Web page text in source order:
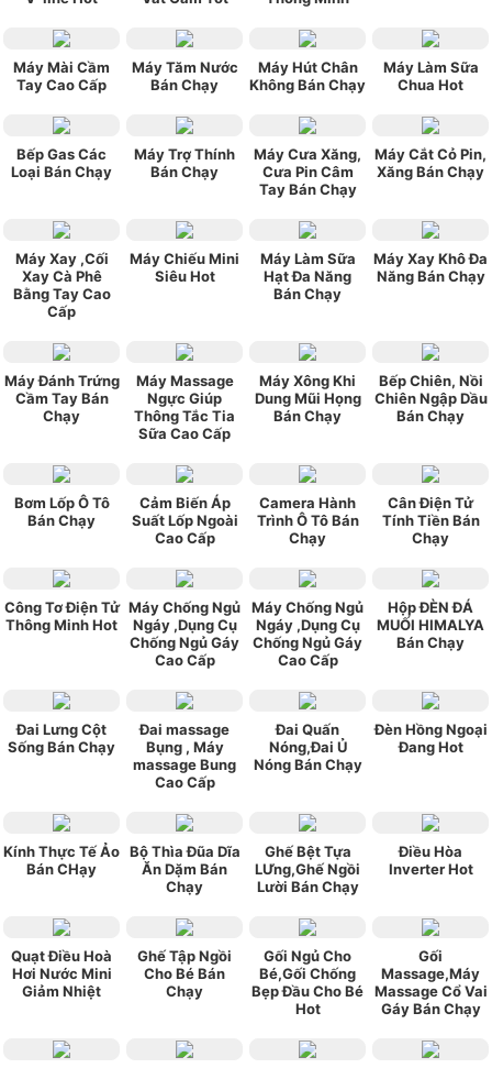
Máy Mài Cầm
Tay Cao Cấp
Máy Tăm Nước
Bán Chạy
Máy Hút Chân
Không Bán Chạy
Máy Làm Sữa
Chua Hot
Bếp Gas Các
Loại Bán Chạy
Máy Trợ Thính
Bán Chạy
Máy Cưa Xăng,
Cưa Pin Câm
Tay Bán Chạy
Máy Cắt Cỏ Pin,
Xăng Bán Chạy
Máy Xay ,Cối
Xay Cà Phê
Bằng Tay Cao
Cấp
Máy Chiếu Mini
Siêu Hot
Máy Làm Sữa
Hạt Đa Năng
Bán Chạy
Máy Xay Khô Đa
Năng Bán Chạy
Máy Đánh Trứng
Cầm Tay Bán
Chạy
Máy Massage
Ngực Giúp
Thông Tắc Tia
Sữa Cao Cấp
Máy Xông Khi
Dung Mũi Họng
Bán Chạy
Bếp Chiên, Nồi
Chiên Ngập Dầu
Bán Chạy
Bơm Lốp Ô Tô
Bán Chạy
Cảm Biến Áp
Suất Lốp Ngoài
Cao Cấp
Camera Hành
Trình Ô Tô Bán
Chạy
Cân Điện Tử
Tính Tiền Bán
Chạy
Công Tơ Điện Tử
Thông Minh Hot
Máy Chống Ngủ
Ngáy ,Dụng Cụ
Chống Ngủ Gáy
Cao Cấp
Máy Chống Ngủ
Ngáy ,Dụng Cụ
Chống Ngủ Gáy
Cao Cấp
Hộp ĐÈN ĐÁ
MUỐI HIMALYA
Bán Chạy
Đai Lưng Cột
Sống Bán Chạy
Đai massage
Bụng , Máy
massage Bung
Cao Cấp
Đai Quấn
Nóng,Đai Ủ
Nóng Bán Chạy
Đèn Hồng Ngoại
Đang Hot
Kính Thực Tế Ảo
Bán CHạy
Bộ Thìa Đũa Dĩa
Ăn Dặm Bán
Chạy
Ghế Bệt Tựa
LƯng,Ghế Ngồi
Lười Bán Chạy
Điều Hòa
Inverter Hot
Quạt Điều Hoà
Hơi Nước Mini
Giảm Nhiệt
Ghế Tập Ngồi
Cho Bé Bán
Chạy
Gối Ngủ Cho
Bé,Gối Chống
Bẹp Đầu Cho Bé
Hot
Gối
Massage,Máy
Massage Cổ Vai
Gáy Bán Chạy